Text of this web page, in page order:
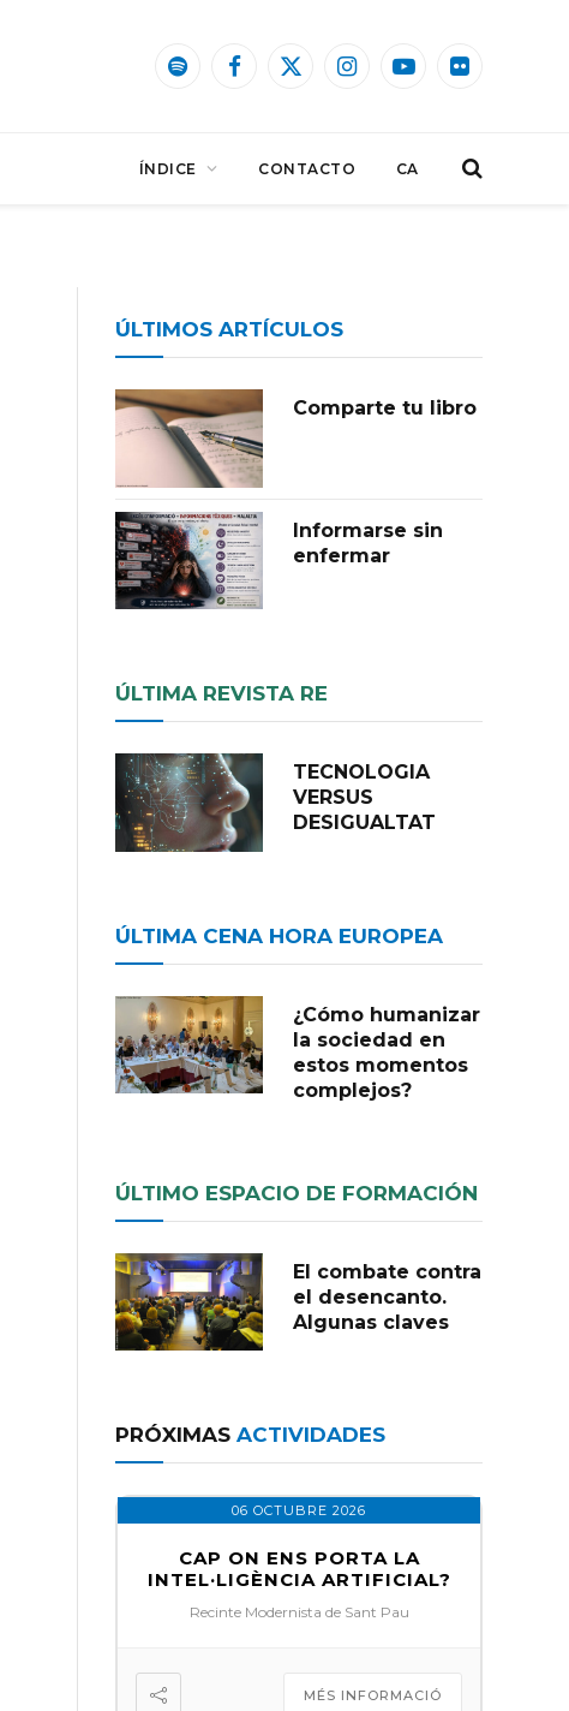
SpotifyFacebook
X
InstagramYouTubeFlickr
ÍNDICE CONTACTO CA
ÚLTIMOS ARTÍCULOS
Comparte tu libro
Informarse sin
enfermar
ÚLTIMA REVISTA RE
TECNOLOGIA
VERSUS
DESIGUALTAT
ÚLTIMA CENA HORA EUROPEA
¿Cómo humanizar
la sociedad en
estos momentos
complejos?
ÚLTIMO ESPACIO DE FORMACIÓN
El combate contra
el desencanto.
Algunas claves
PRÓXIMASACTIVIDADES
06 OCTUBRE 2026
CAP ON ENS PORTA LA
INTEL·LIGÈNCIA ARTIFICIAL?
Recinte Modernista de Sant Pau
MÉS INFORMACIÓ